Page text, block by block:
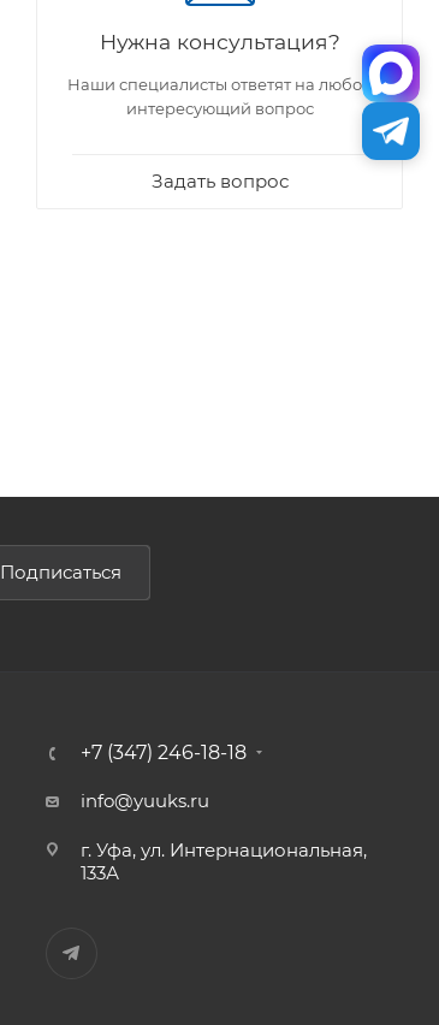
Нужна консультация?
Наши специалисты ответят на любой
интересующий вопрос
Задать вопрос
Подписаться
+7 (347) 246-18-18
info@yuuks.ru
г. Уфа, ул. Интернациональная,
133А